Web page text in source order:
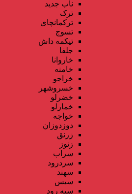
ناب جدید
ترک
ترکمانچای
تسوج
تیکمه داش
جلفا
خاروانا
خامنه
خراجو
خسروشهر
خضرلو
خمارلو
خواجه
دوزدوزان
زرنق
زنوز
سراب
سردرود
سهند
سیس
سیه رود